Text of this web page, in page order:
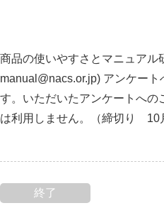
商品の使いやすさとマニュアル
manual@nacs.or.jp) アンケー
す。いただいたアンケートへの
は利用しません。（締切り 10
終了